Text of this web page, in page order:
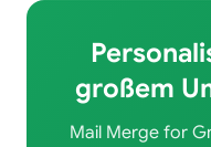
großem
Mail Merge for